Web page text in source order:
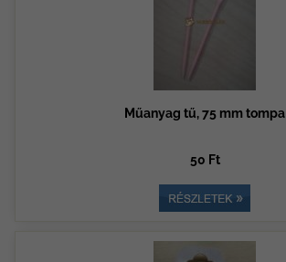
Műanyag tű, 75 mm tompa
50 Ft